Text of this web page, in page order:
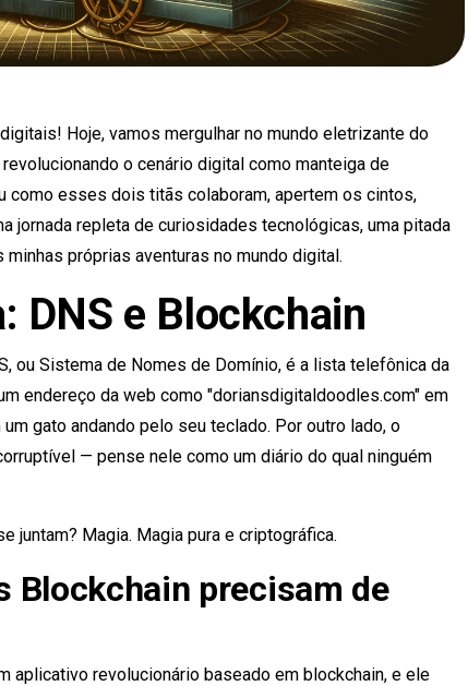
Hoje, vamos mergulhar no mundo eletrizante do
o cenário digital como manteiga de
como esses dois titãs colaboram, apertem os cintos,
jornada repleta de curiosidades tecnológicas, uma pitada
próprias aventuras no mundo digital.
DNS e Blockchain
ou Sistema de Nomes de Domínio, é a lista telefônica da
endereço da web como "doriansdigitaldoodles.com" em
gato andando pelo seu teclado. Por outro lado, o
— pense nele como um diário do qual ninguém
juntam? Magia. Magia pura e criptográfica.
Blockchain precisam de
aplicativo revolucionário baseado em blockchain, e ele